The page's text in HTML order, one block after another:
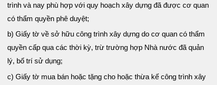
trình và nay phù hợp với quy hoạch xây dựng đã được cơ quan
có thẩm quyền phê duyệt;
b) Giấy tờ về sở hữu công trình xây dựng do cơ quan có thẩm
quyền cấp qua các thời kỳ, trừ trường hợp Nhà nước đã quản
lý, bố trí sử dụng;
c) Giấy tờ mua bán hoặc tặng cho hoặc thừa kế công trình xây